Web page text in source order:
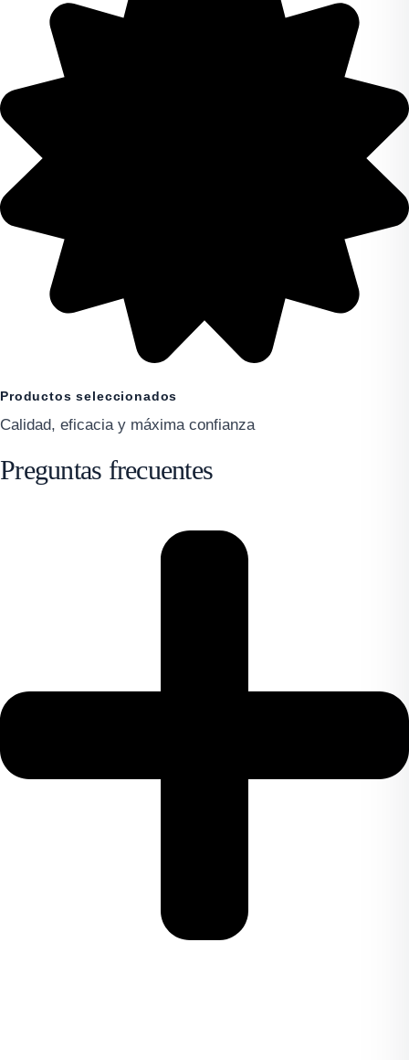
Productos seleccionados
Calidad, eficacia y máxima confianza
Preguntas frecuentes